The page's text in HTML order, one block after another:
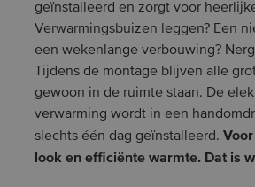
geïnstalleerd en zorgt voor
Verwarmingsbuizen leggen? Een
een wekenlange verbouwing?
Tijdens de montage blijven alle
gewoon in de ruimte staan. De
verwarming wordt in een
slechts één dag geïnstalleerd.
look en efficiënte warmte. Dat is